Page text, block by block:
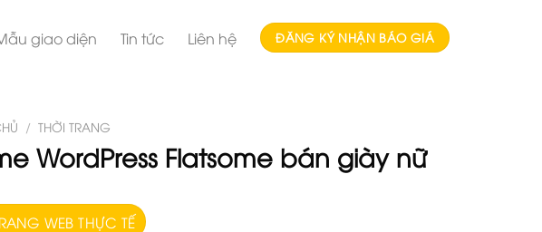
giao diện Tin tức Liên hệ ĐĂNG KÝ NHẬN BÁO GIÁ
/ THỜI TRANG
WordPress Flatsome bán giày nữ
WEB THỰC TẾ